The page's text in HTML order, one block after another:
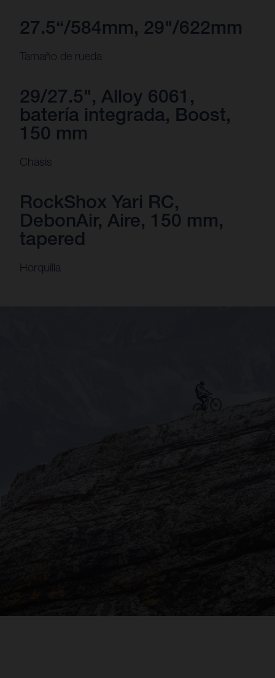
27.5“/584mm, 29"/622mm
Tamaño de rueda
29/27.5", Alloy 6061,
batería integrada, Boost,
150 mm
Chasis
RockShox Yari RC,
DebonAir, Aire, 150 mm,
tapered
Horquilla